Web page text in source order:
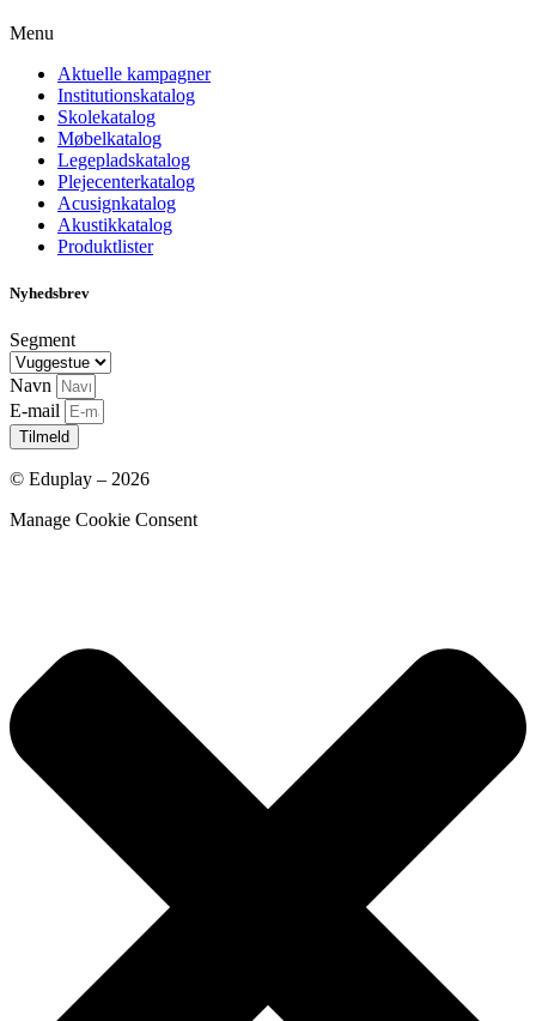
Menu
Aktuelle kampagner
Institutionskatalog
Skolekatalog
Møbelkatalog
Legepladskatalog
Plejecenterkatalog
Acusignkatalog
Akustikkatalog
Produktlister
Nyhedsbrev
Segment
Navn
E-mail
Tilmeld
© Eduplay – 2026
Manage Cookie Consent